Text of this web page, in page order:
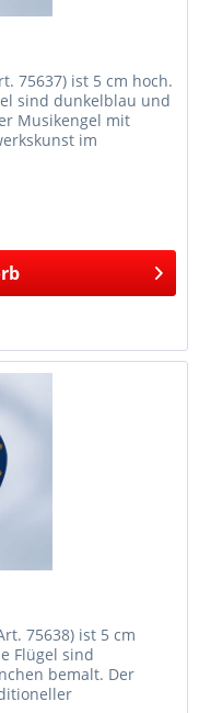
75637) ist 5 cm hoch.
sind dunkelblau und
Musikengel mit
im
75638) ist 5 cm
Flügel sind
bemalt. Der